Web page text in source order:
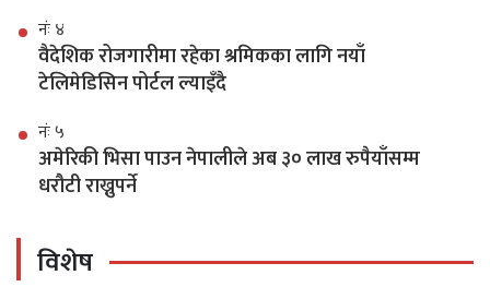
नंः ४
वैदेशिक रोजगारीमा रहेका श्रमिकका लागि नयाँ
टेलिमेडिसिन पोर्टल ल्याइँदै
नंः ५
अमेरिकी भिसा पाउन नेपालीले अब ३० लाख रुपैयाँसम्म
धरौटी राख्नुपर्ने
विशेष